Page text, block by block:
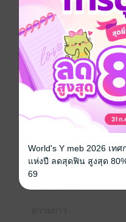
อย่าง นารา ชิกามารุ จะไ
แต่สามัญชนคนธรรมดาห
ขึ้นที่โยชิวาระแห่งนี้
-ยามผีเสื้อสะบัดปีก หนึ่ง
โลกจะเกิดพายุใหญ่ ใคร
Fanfiction แฟนฟิคชั่น
ญี่ปุ่น
ประเภทไฟล์
World's Y meb 2026 เท
แห่งปี ลดสุดฟิน สูงสุด
69